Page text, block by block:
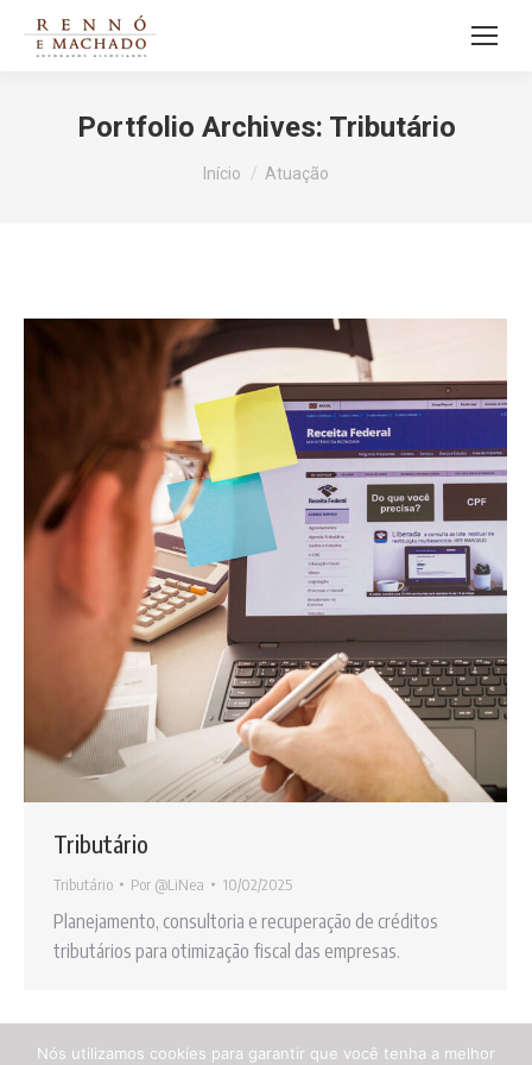
Portfolio Archives: Tributário
Você está aqui:
Início Atuação
Tributário
Tributário Por @LiNea 10/02/2025
Planejamento, consultoria e recuperação de créditos
tributários para otimização fiscal das empresas.
Nós utilizamos cookies para garantir que você tenha a melhor